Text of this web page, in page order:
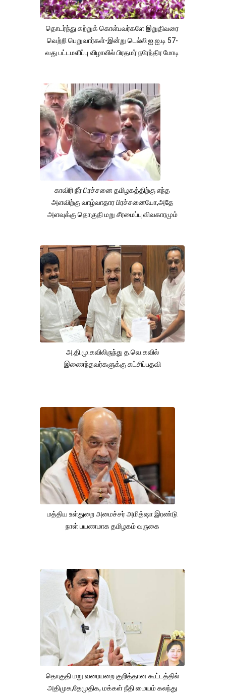
தொடர்ந்து கற்றுக் கொள்பவர்களே இறுதிவரை
வெற்றி பெறுவார்கள்-இன்று டெல்லி ஐ.ஐ.டி 57-
வது பட்டமளிப்பு விழாவில் பிரதமர் நரேந்திர மோடி
காவிரி நீர் பிரச்சனை தமிழகத்திற்கு எந்த
அளவிற்கு வாழ்வாதார பிரச்சனையோ,அதே
அளவுக்கு தொகுதி மறு சீரமைப்பு விவகாரமும்
அ.தி.மு.கவிலிருந்து த.வெ.கவில்
இணைந்தவர்களுக்கு கட்சிப்பதவி
மத்திய உள்துறை அமைச்சர் அமித்ஷா இரண்டு
நாள் பயணமாக தமிழகம் வருகை
தொகுதி மறு வரையறை குறித்தான கூட்டத்தில்
அதிமுக,தேமுதிக, மக்கள் நீதி மையம் கலந்து